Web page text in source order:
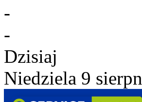
-
-
Dzisiaj
Niedziela 9